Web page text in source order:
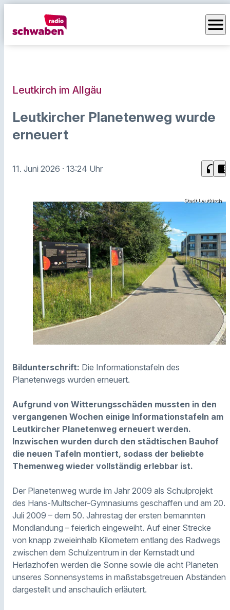
menu
Leutkirch im Allgäu
Leutkircher Planetenweg wurde
erneuert
11. Juni 2026 · 13:24 Uhr headphones chrome_reader_mode
Stadt Leutkirch
Bildunterschrift: Die Informationstafeln des
Planetenwegs wurden erneuert.
Aufgrund von Witterungsschäden mussten in den
vergangenen Wochen einige Informationstafeln am
Leutkircher Planetenweg erneuert werden.
Inzwischen wurden durch den städtischen Bauhof
die neuen Tafeln montiert, sodass der beliebte
Themenweg wieder vollständig erlebbar ist.
Der Planetenweg wurde im Jahr 2009 als Schulprojekt
des Hans-Multscher-Gymnasiums geschaffen und am 20.
Juli 2009 – dem 50. Jahrestag der ersten bemannten
Mondlandung – feierlich eingeweiht. Auf einer Strecke
von knapp zweieinhalb Kilometern entlang des Radwegs
zwischen dem Schulzentrum in der Kernstadt und
Herlazhofen werden die Sonne sowie die acht Planeten
unseres Sonnensystems in maßstabsgetreuen Abständen
dargestellt und anschaulich erläutert.